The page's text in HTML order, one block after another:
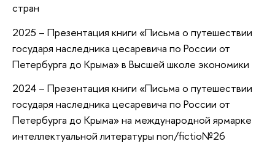
стран
2025 – Презентация книги «Письма о путешествии
государя наследника цесаревича по России от
Петербурга до Крыма» в Высшей школе экономики
2024 – Презентация книги «Письма о путешествии
государя наследника цесаревича по России от
Петербурга до Крыма» на международной ярмарке
интеллектуальной литературы non/fictio№26